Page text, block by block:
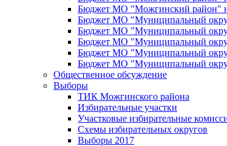
Бюджет МО "Можгинский район"
Бюджет МО "Муниципальный
Бюджет МО "Муниципальный
Бюджет МО "Муниципальный
Бюджет МО "Муниципальный
Бюджет МО "Муниципальный
Общественное обсуждение
Выборы
ТИК Можгинского района
Избирательные участки
Участковые избирательные
Схемы избирательных округов
Выборы 2017